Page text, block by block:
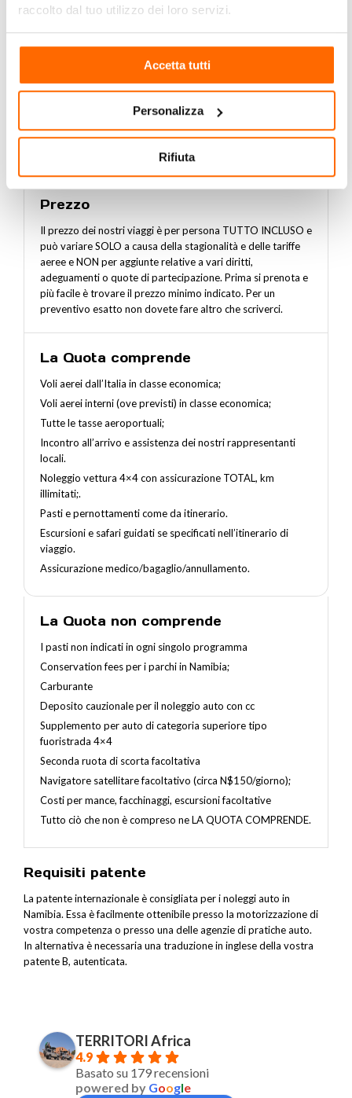
raccolto dal tuo utilizzo dei loro servizi.
Accetta tutti
Personalizza
Rifiuta
Prezzo
Il prezzo dei nostri viaggi è per persona TUTTO INCLUSO e
può variare SOLO a causa della stagionalità e delle tariffe
aeree e NON per aggiunte relative a vari diritti,
adeguamenti o quote di partecipazione. Prima si prenota e
più facile è trovare il prezzo minimo indicato. Per un
preventivo esatto non dovete fare altro che scriverci.
La Quota comprende
Voli aerei dall’Italia in classe economica;
Voli aerei interni (ove previsti) in classe economica;
Tutte le tasse aeroportuali;
Incontro all’arrivo e assistenza dei nostri rappresentanti
locali.
Noleggio vettura 4×4 con assicurazione TOTAL, km
illimitati;.
Pasti e pernottamenti come da itinerario.
Escursioni e safari guidati se specificati nell’itinerario di
viaggio.
Assicurazione medico/bagaglio/annullamento.
La Quota non comprende
I pasti non indicati in ogni singolo programma
Conservation fees per i parchi in Namibia;
Carburante
Deposito cauzionale per il noleggio auto con cc
Supplemento per auto di categoria superiore tipo
fuoristrada 4×4
Seconda ruota di scorta facoltativa
Navigatore satellitare facoltativo (circa N$150/giorno);
Costi per mance, facchinaggi, escursioni facoltative
Tutto ciò che non è compreso ne LA QUOTA COMPRENDE.
Requisiti patente
La patente internazionale è consigliata per i noleggi auto in
Namibia. Essa è facilmente ottenibile presso la motorizzazione di
vostra competenza o presso una delle agenzie di pratiche auto.
In alternativa è necessaria una traduzione in inglese della vostra
patente B, autenticata.
TERRITORI Africa
4.9
Basato su 179 recensioni
powered by Google